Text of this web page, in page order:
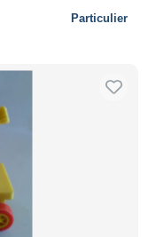
Particulier